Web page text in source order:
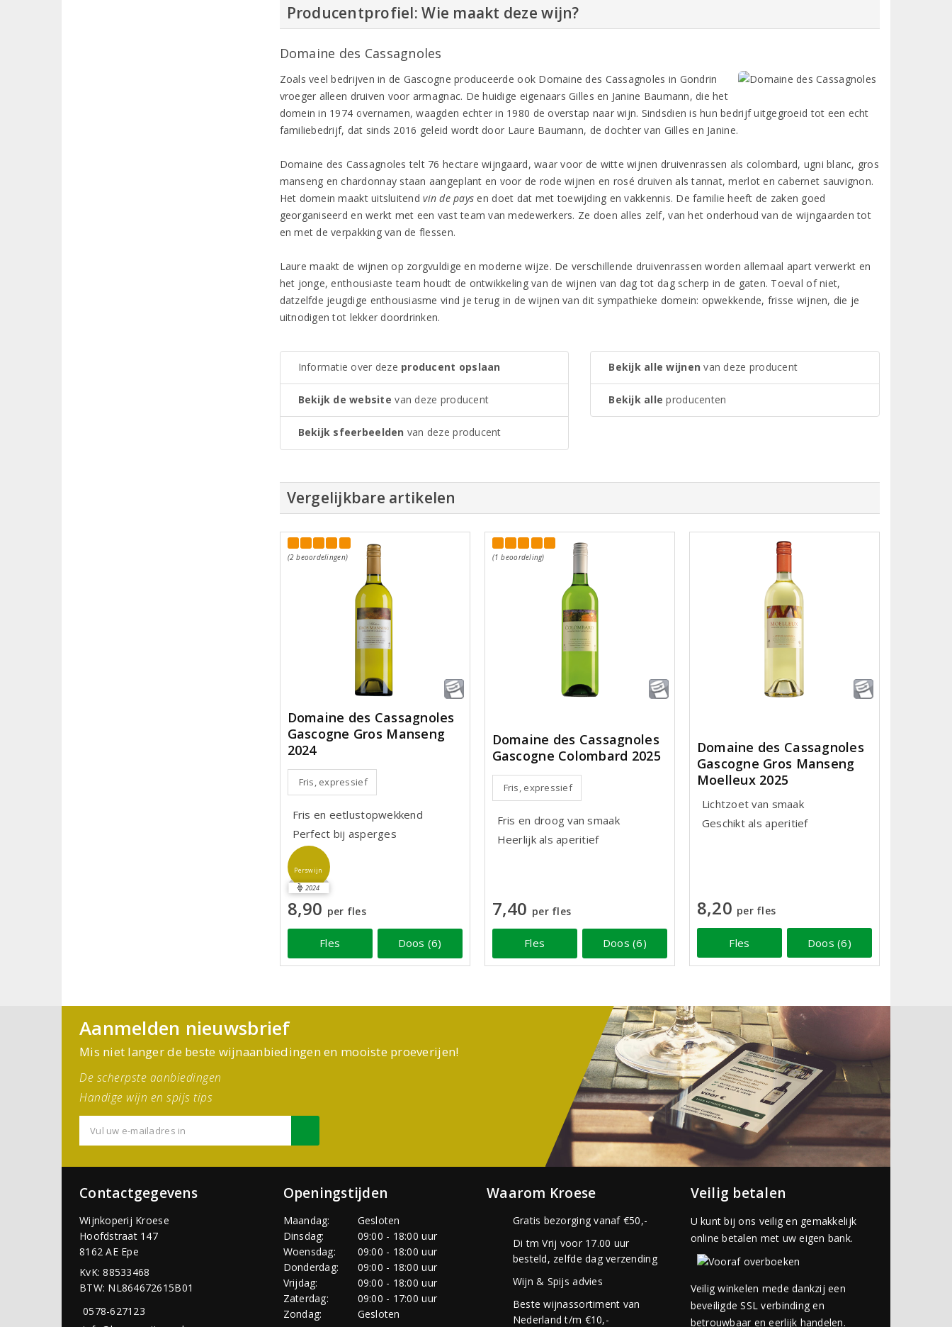
Producentprofiel: Wie maakt deze wijn?
Domaine des Cassagnoles
Zoals veel bedrijven in de Gascogne produceerde ook Domaine des Cassagnoles in Gondrin
vroeger alleen druiven voor armagnac. De huidige eigenaars Gilles en Janine Baumann, die het
domein in 1974 overnamen, waagden echter in 1980 de overstap naar wijn. Sindsdien is hun bedrijf uitgegroeid tot een echt
familiebedrijf, dat sinds 2016 geleid wordt door Laure Baumann, de dochter van Gilles en Janine.
Domaine des Cassagnoles telt 76 hectare wijngaard, waar voor de witte wijnen druivenrassen als colombard, ugni blanc, gros
manseng en chardonnay staan aangeplant en voor de rode wijnen en rosé druiven als tannat, merlot en cabernet sauvignon.
Het domein maakt uitsluitendvin de pays en doet dat met toewijding en vakkennis. De familie heeft de zaken goed
georganiseerd en werkt met een vast team van medewerkers. Ze doen alles zelf, van het onderhoud van de wijngaarden tot
en met de verpakking van de flessen.
Laure maakt de wijnen op zorgvuldige en moderne wijze. De verschillende druivenrassen worden allemaal apart verwerkt en
het jonge, enthousiaste team houdt de ontwikkeling van de wijnen van dag tot dag scherp in de gaten. Toeval of niet,
datzelfde jeugdige enthousiasme vind je terug in de wijnen van dit sympathieke domein: opwekkende, frisse wijnen, die je
uitnodigen tot lekker doordrinken.
Informatie over deze producent opslaan
Bekijk de website van deze producent
Bekijk sfeerbeelden van deze producent
Bekijk alle wijnen van deze producent
Bekijk alle producenten
Vergelijkbare artikelen
(2 beoordelingen)
Domaine des Cassagnoles
Gascogne Gros Manseng
2024
Fris, expressief
Fris en eetlustopwekkend
Perfect bij asperges
Perswijn
2024
8,90 per fles
Fles Doos (6)
(1 beoordeling)
Domaine des Cassagnoles
Gascogne Colombard 2025
Fris, expressief
Fris en droog van smaak
Heerlijk als aperitief
7,40 per fles
Fles Doos (6)
Domaine des Cassagnoles
Gascogne Gros Manseng
Moelleux 2025
Lichtzoet van smaak
Geschikt als aperitief
8,20 per fles
Fles Doos (6)
Aanmelden nieuwsbrief
Mis niet langer de beste wijnaanbiedingen en mooiste proeverijen!
De scherpste aanbiedingen
Handige wijn en spijs tips
Contactgegevens
Wijnkoperij Kroese
Hoofdstraat 147
8162 AE Epe
KvK: 88533468
BTW: NL864672615B01
0578-627123
Openingstijden
Maandag:
Gesloten
Dinsdag:
09:00 - 18:00 uur
Woensdag:
09:00 - 18:00 uur
Donderdag:
09:00 - 18:00 uur
Vrijdag:
09:00 - 18:00 uur
Zaterdag:
09:00 - 17:00 uur
Zondag:
Gesloten
Waarom Kroese
Gratis bezorging vanaf €50,-
Di tm Vrij voor 17.00 uur
besteld, zelfde dag verzending
Wijn & Spijs advies
Beste wijnassortiment van
Nederland t/m €10,-
Veilig betalen
U kunt bij ons veilig en gemakkelijk
online betalen met uw eigen bank.
Veilig winkelen mede dankzij een
beveiligde SSL verbinding en
betrouwbaar en eerlijk handelen.